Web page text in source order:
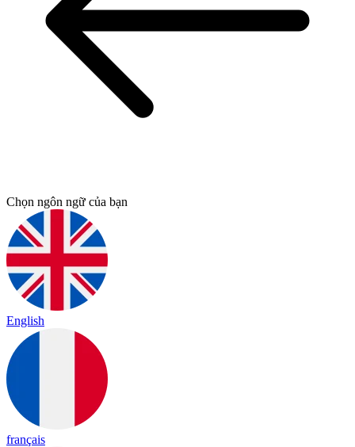
Chọn ngôn ngữ của bạn
English
français